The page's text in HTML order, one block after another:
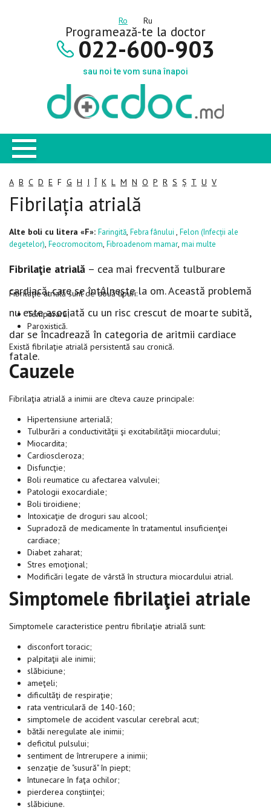
Ro Ru
Programează-te la doctor
022-600-903
sau noi te vom suna înapoi
A B C D E F G H I Î K L M N O P R S Ș T U V
Fibrilația atrială
Alte boli cu litera «F»: Faringită, Febra fânului , Felon (Infecții ale
degetelor), Feocromocitom, Fibroadenom mamar, mai multe
Fibrilaţie atrială – cea mai frecventă tulburare
cardiacă, care se întâlneşte la om. Această problemă
nu este asociată cu un risc crescut de moarte subită,
dar se încadrează în categoria de aritmii cardiace
fatale.
Fibrilaţie atrială sunt de două tipuri:
Temporară;
Paroxistică.
Există fibrilaţie atrială persistentă sau cronică.
Cauzele
Fibrilaţia atrială a inimii are cîteva cauze principale:
Hipertensiune arterială;
Tulburări a conductivităţii şi excitabilităţii miocardului;
Miocardita;
Cardioscleroza;
Disfuncţie;
Boli reumatice cu afectarea valvulei;
Patologii exocardiale;
Boli tiroidiene;
Intoxicaţie de droguri sau alcool;
Supradoză de medicamente în tratamentul insuficienţei
cardiace;
Diabet zaharat;
Stres emoţional;
Modificări legate de vârstă în structura miocardului atrial.
Simptomele fibrilaţiei atriale
Simptomele caracteristice pentru fibrilaţie atrială sunt:
disconfort toracic;
palpitaţii ale inimii;
slăbiciune;
ameţeli;
dificultăţi de respiraţie;
rata ventriculară de 140-160;
simptomele de accident vascular cerebral acut;
bătăi neregulate ale inimii;
deficitul pulsului;
sentiment de întrerupere a inimii;
senzaţie de "susură" în piept;
întunecare în faţa ochilor;
pierderea conştiinţei;
slăbiciune.